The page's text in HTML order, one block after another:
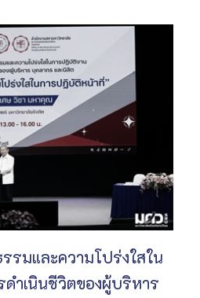
รมและความโปร่งใสใน
ำเนินชีวิตของผู้บริหาร